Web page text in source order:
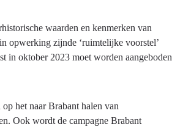
waarden en kenmerken van
opwerking zijnde ‘ruimtelijke voorstel’
in oktober 2023 moet worden aangeboden
het naar Brabant halen van
Ook wordt de campagne Brabant